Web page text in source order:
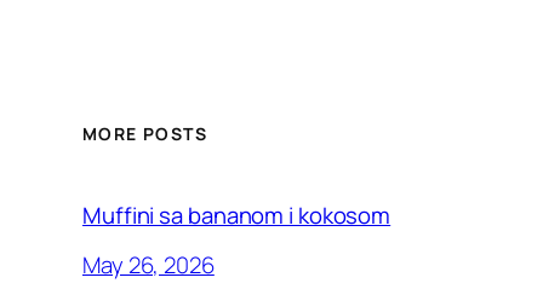
MORE POSTS
Muffini sa bananom i kokosom
May 26, 2026